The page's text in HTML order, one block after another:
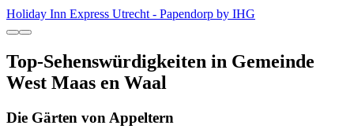
Holiday Inn Express Utrecht - Papendorp by IHG
Top-Sehenswürdigkeiten in Gemeinde
West Maas en Waal
Die Gärten von Appeltern